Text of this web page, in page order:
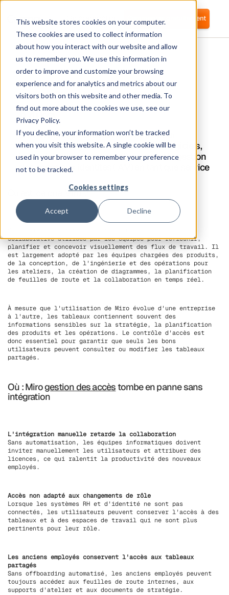
This website stores cookies on your computer.
These cookies are used to collect information
about how you interact with our website and allow
us to remember you. We use this information in
order to improve and customize your browsing
experience and for analytics and metrics about our
visitors both on this website and other media. To
find out more about the cookies we use, see our
Privacy Policy.
If you decline, your information won’t be tracked
when you visit this website. A single cookie will be
used in your browser to remember your preference
not to be tracked.
Cookies settings
Accept Decline
Se connecter Commencer gratuitement
Miro
Corma s'intègre directement à Miro pour
automatiser la gestion des accès aux logiciels,
le provisionnement des utilisateurs et la gestion
des accès aux identités (IAM) en tant que service
Qu'est-ce que Miro ?
collaborative utilisée par les équipes pour réfléchir,
planifier et concevoir visuellement des flux de travail. Il
est largement adopté par les équipes chargées des produits,
de la conception, de l'ingénierie et des opérations pour
les ateliers, la création de diagrammes, la planification
de feuilles de route et la collaboration en temps réel.
À mesure que l'utilisation de Miro évolue d'une entreprise
à l'autre, les tableaux contiennent souvent des
informations sensibles sur la stratégie, la planification
des produits et les opérations. Le contrôle d'accès est
donc essentiel pour garantir que seuls les bons
utilisateurs peuvent consulter ou modifier les tableaux
partagés.
Où : Mirogestion des accès tombe en panne sans
intégration
L'intégration manuelle retarde la collaboration
Sans automatisation, les équipes informatiques doivent
inviter manuellement les utilisateurs et attribuer des
licences, ce qui ralentit la productivité des nouveaux
employés.
Accès non adapté aux changements de rôle
Lorsque les systèmes RH et d'identité ne sont pas
connectés, les utilisateurs peuvent conserver l'accès à des
tableaux et à des espaces de travail qui ne sont plus
pertinents pour leur rôle.
Les anciens employés conservent l'accès aux tableaux
partagés
Sans offboarding automatisé, les anciens employés peuvent
toujours accéder aux feuilles de route internes, aux
supports d'atelier et aux documents de stratégie.